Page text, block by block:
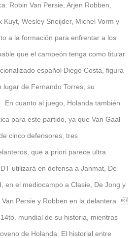
Robin Van Persie, Arjen Robben,
Kuyt, Wesley Sneijder, Michel Vorm y
a la formación para enfrentar a los
que el campeón tenga como titular
español Diego Costa, figura
lugar de Fernando Torres, su
En cuanto al juego, Holanda también
para este partido, ya que Van Gaal
cinco defensores, tres
que a priori parece ultra
utilizará en defensa a Janmat, De
en el mediocampo a Clasie, De Jong y
Persie y Robben en la delantera. 
mundial de su historia, mientras
de Holanda. El historial entre